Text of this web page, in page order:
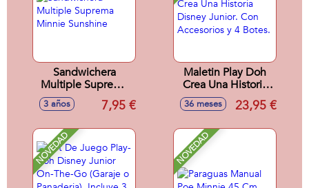
Sandwichera
Multiple Suprema
Minnie Sunshine
3 años 7,95 €
Maletin Play Doh
Crea Una Historia
Disney Junior. Con
Accesorios y 4
36 meses 23,95 €
NOVEDAD NOVEDAD